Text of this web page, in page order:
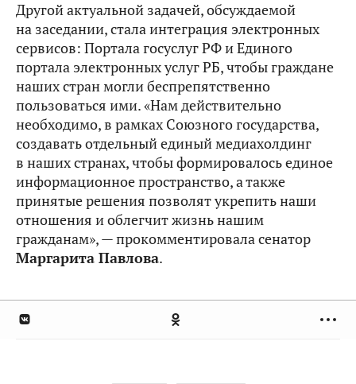
Другой актуальной задачей, обсуждаемой
на заседании, стала интеграция электронных
сервисов: Портала госуслуг РФ и Единого
портала электронных услуг РБ, чтобы граждане
наших стран могли беспрепятственно
пользоваться ими. «Нам действительно
необходимо, в рамках Союзного государства,
создавать отдельный единый медиахолдинг
в наших странах, чтобы формировалось единое
информационное пространство, а также
принятые решения позволят укрепить наши
отношения и облегчит жизнь нашим
гражданам», — прокомментировала сенатор
Маргарита Павлова.